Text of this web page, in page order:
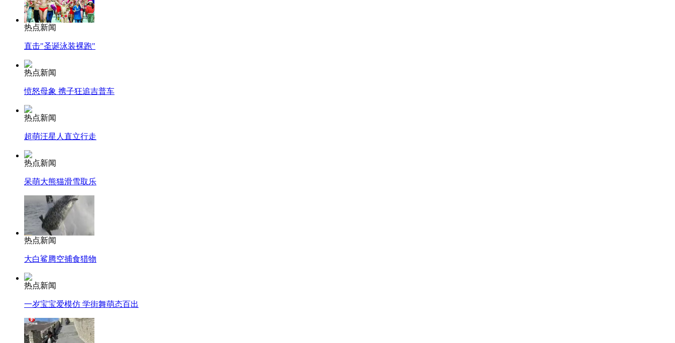
热点新闻
直击"圣诞泳装裸跑"
热点新闻
愤怒母象 携子狂追吉普车
热点新闻
超萌汪星人直立行走
热点新闻
呆萌大熊猫滑雪取乐
热点新闻
大白鲨腾空捕食猎物
热点新闻
一岁宝宝爱模仿 学街舞萌态百出